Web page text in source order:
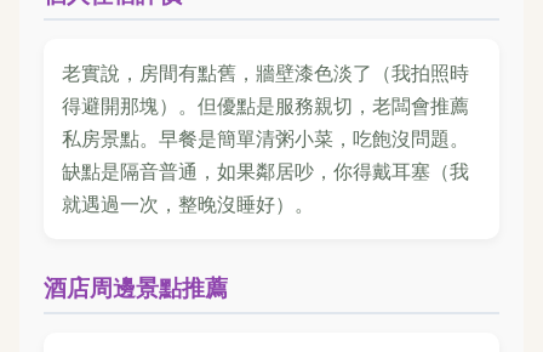
老實說，房間有點舊，牆壁漆色淡了（我拍照時
得避開那塊）。但優點是服務親切，老闆會推薦
私房景點。早餐是簡單清粥小菜，吃飽沒問題。
缺點是隔音普通，如果鄰居吵，你得戴耳塞（我
就遇過一次，整晚沒睡好）。
酒店周邊景點推薦